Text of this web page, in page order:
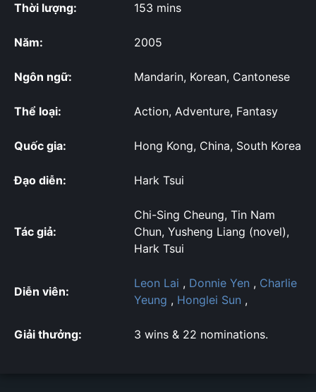
Thời lượng: 153 mins
Năm: 2005
Ngôn ngữ: Mandarin, Korean, Cantonese
Thể loại: Action, Adventure, Fantasy
Quốc gia: Hong Kong, China, South Korea
Đạo diễn: Hark Tsui
Tác giả:
Chi-Sing Cheung, Tin Nam
Chun, Yusheng Liang (novel),
Hark Tsui
Diễn viên:
Leon Lai , Donnie Yen , Charlie
Yeung , Honglei Sun ,
Giải thưởng: 3 wins & 22 nominations.